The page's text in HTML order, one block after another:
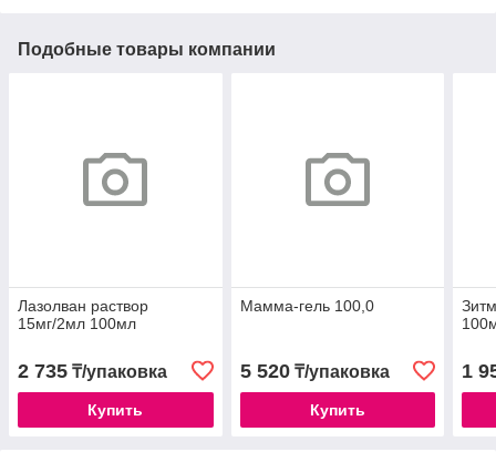
Подобные товары компании
Лазолван раствор
15мг/2мл 100мл
2 735 ₸/упаковка
Купить
Мамма-гель 100,0
5 520₸/упаковка
Купить
1